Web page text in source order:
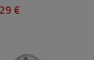
€